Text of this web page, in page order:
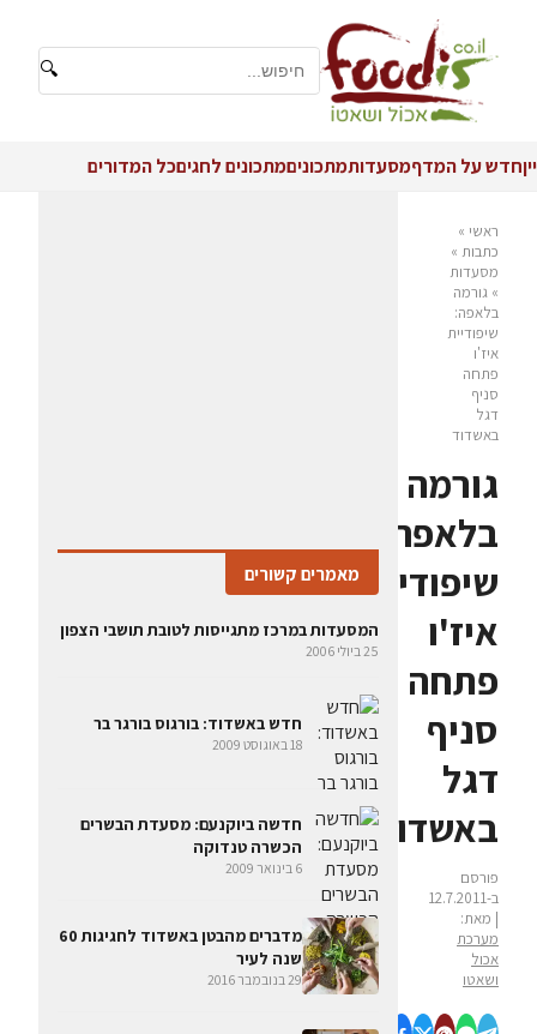
🔍
ייןחדש על המדףמסעדותמתכוניםמתכונים לחגיםכל המדורים
ראשי »
כתבות »
מסעדות
» גורמה
בלאפה:
שיפודיית
איז'ו
פתחה
סניף
דגל
באשדוד
גורמה
בלאפה:
שיפודיית
איז'ו
פתחה
סניף
דגל
באשדוד
פורסם
ב-12.7.2011
| מאת:
מערכת
אכול
ושאטו
מאמרים קשורים
המסעדות במרכז מתגייסות לטובת תושבי הצפון
25 ביולי 2006
חדש באשדוד: בורגוס בורגר בר
18 באוגוסט 2009
חדשה ביוקנעם: מסעדת הבשרים
הכשרה טנדוקה
6 בינואר 2009
מדברים מהבטן באשדוד לחגיגות 60
שנה לעיר
29 בנובמבר 2016